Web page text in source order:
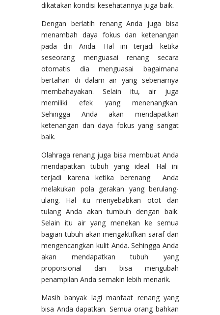
dikatakan kondisi kesehatannya juga baik.
Dengan berlatih renang Anda juga bisa
menambah daya fokus dan ketenangan
pada diri Anda. Hal ini terjadi ketika
seseorang menguasai renang secara
otomatis dia menguasai bagaimana
bertahan di dalam air yang sebenarnya
membahayakan. Selain itu, air juga
memiliki efek yang menenangkan.
Sehingga Anda akan mendapatkan
ketenangan dan daya fokus yang sangat
baik.
Olahraga renang juga bisa membuat Anda
mendapatkan tubuh yang ideal. Hal ini
terjadi karena ketika berenang Anda
melakukan pola gerakan yang berulang-
ulang. Hal itu menyebabkan otot dan
tulang Anda akan tumbuh dengan baik.
Selain itu air yang menekan ke semua
bagian tubuh akan mengaktifkan saraf dan
mengencangkan kulit Anda. Sehingga Anda
akan mendapatkan tubuh yang
proporsional dan bisa mengubah
penampilan Anda semakin lebih menarik.
Masih banyak lagi manfaat renang yang
bisa Anda dapatkan. Semua orang bahkan